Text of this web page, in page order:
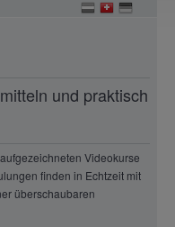
und praktisch
Videokurse
finden in Echtzeit mit
überschaubaren